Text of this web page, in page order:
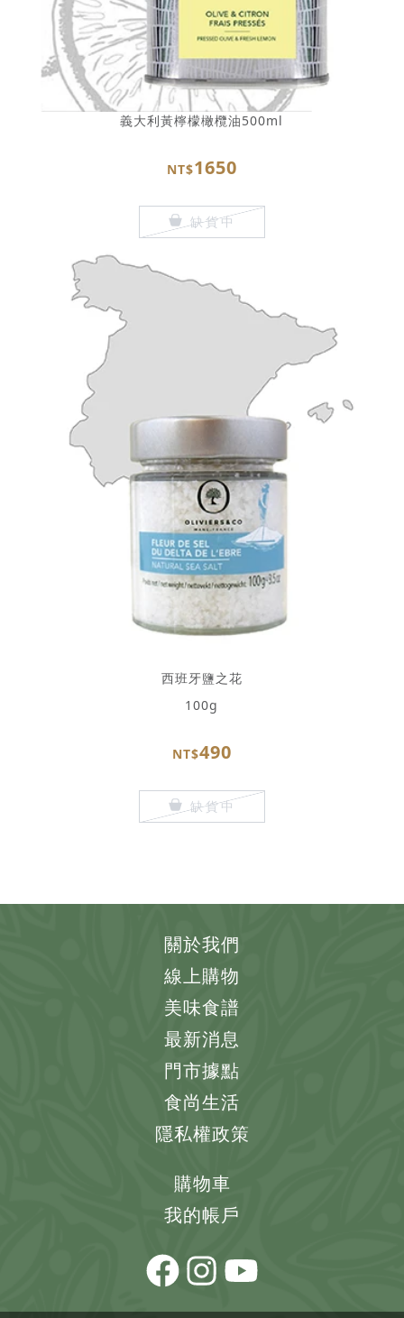
義大利黃檸檬橄欖油500ml
NT$1650
缺貨中
西班牙鹽之花
100g
NT$490
缺貨中
關於我們
線上購物
美味食譜
最新消息
門市據點
食尚生活
隱私權政策
購物車
我的帳戶